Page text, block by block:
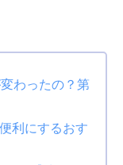
わったの？第
利にするおす